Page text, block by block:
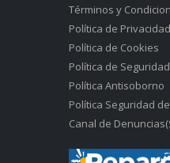
Términos y
Política de Privacidad
Política de Cookies
Política de
Política Antisoborno
Política Seguridad
Canal de